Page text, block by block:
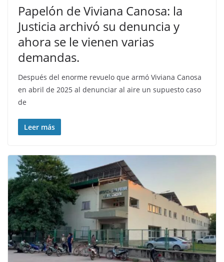
Papelón de Viviana Canosa: la
Justicia archivó su denuncia y
ahora se le vienen varias
demandas.
Después del enorme revuelo que armó Viviana Canosa
en abril de 2025 al denunciar al aire un supuesto caso
de
Leer más